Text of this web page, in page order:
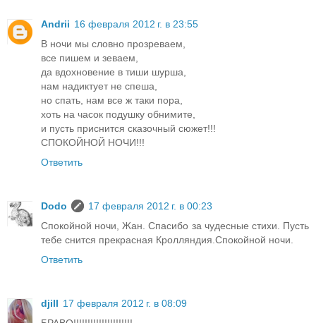
Andrii 16 февраля 2012 г. в 23:55
В ночи мы словно прозреваем,
все пишем и зеваем,
да вдохновение в тиши шурша,
нам надиктует не спеша,
но спать, нам все ж таки пора,
хоть на часок подушку обнимите,
и пусть приснится сказочный сюжет!!!
СПОКОЙНОЙ НОЧИ!!!
Ответить
Dodo
17 февраля 2012 г. в 00:23
Спокойной ночи, Жан. Спасибо за чудесные стихи. Пусть
тебе снится прекрасная Кролляндия.Спокойной ночи.
Ответить
djill 17 февраля 2012 г. в 08:09